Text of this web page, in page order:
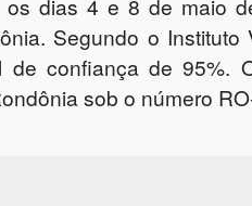
dias 4 e 8 de maio
Segundo o
de confiança de 95%.
sob o número